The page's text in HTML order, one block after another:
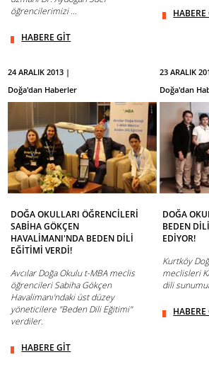
öğrencilerimizi ...
HABERE GİT
HABERE
24 ARALIK 2013 |
Doğa'dan Haberler
DOĞA OKULLARI ÖĞRENCİLERİ
SABİHA GÖKÇEN
HAVALİMANI'NDA BEDEN DİLİ
EĞİTİMİ VERDİ!
Avcılar Doğa Okulu t-MBA meclis
öğrencileri Sabiha Gökçen
Havalimanı'ndaki üst düzey
yöneticilere "Beden Dili Eğitimi"
verdiler.
HABERE GİT
23 ARALIK
Doğa'dan
DOĞA
BEDEN
EDİYOR!
Kurtköy
meclisleri
dili
HABERE